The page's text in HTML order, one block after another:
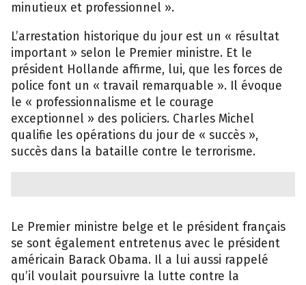
minutieux et professionnel ».
L’arrestation historique du jour est un « résultat
important » selon le Premier ministre. Et le
président Hollande affirme, lui, que les forces de
police font un « travail remarquable ». Il évoque
le « professionnalisme et le courage
exceptionnel » des policiers. Charles Michel
qualifie les opérations du jour de « succès »,
succès dans la bataille contre le terrorisme.
Le Premier ministre belge et le président français
se sont également entretenus avec le président
américain Barack Obama. Il a lui aussi rappelé
qu’il voulait poursuivre la lutte contre la